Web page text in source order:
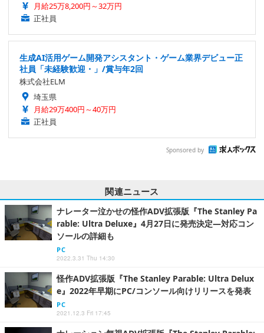
月給25万8,200円～32万円
正社員
生成AI活用ゲーム開発アシスタント・ゲーム業界デビュー正
社員「未経験歓迎・」/賞与年2回
株式会社ELM
埼玉県
月給29万400円～40万円
正社員
Sponsored by
関連ニュース
ナレーター泣かせの怪作ADV拡張版『The Stanley Pa
rable: Ultra Deluxe』4月27日に発売決定―対応コン
ソールの詳細も
PC
2022.3.31 Thu 14:30
怪作ADV拡張版『The Stanley Parable: Ultra Delux
e』2022年早期にPC/コンソール向けリリースを発表
PC
2021.12.3 Fri 17:45